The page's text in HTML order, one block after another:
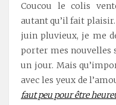
Coucou le colis
autant qu’il fait
juin pluvieux, je me
porter mes nouvelles
un jour. Mais
avec les yeux de
faut peu pour être